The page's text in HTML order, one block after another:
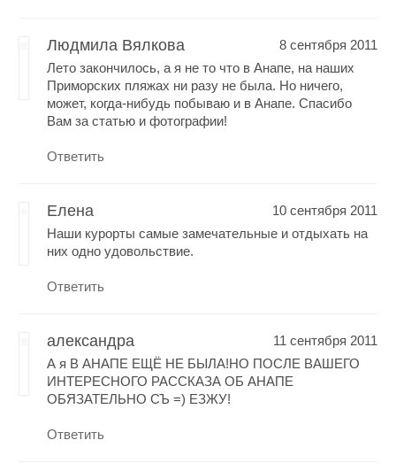
Людмила Вялкова
8 сентября 2011
Лето закончилось, а я не то что в Анапе, на наших
Приморских пляжах ни разу не была. Но ничего,
может, когда-нибудь побываю и в Анапе. Спасибо
Вам за статью и фотографии!
Ответить
Елена
10 сентября 2011
Наши курорты самые замечательные и отдыхать на
них одно удовольствие.
Ответить
александра
11 сентября 2011
А я В АНАПЕ ЕЩЁ НЕ БЫЛА!НО ПОСЛЕ ВАШЕГО
ИНТЕРЕСНОГО РАССКАЗА ОБ АНАПЕ
ОБЯЗАТЕЛЬНО СЪ =) ЕЗЖУ!
Ответить